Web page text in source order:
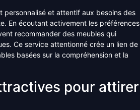
personnalisé et attentif aux besoins des
En écoutant activement les préférences
recommander des meubles qui
Ce service attentionné crée un lien de
basées sur la compréhension et la
pour attirer